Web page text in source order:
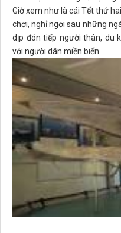
Giờ xem như là cái Tết thứ
chơi, nghỉ ngơi sau những
dịp đón tiếp người thân, du
với người dân miền biển.